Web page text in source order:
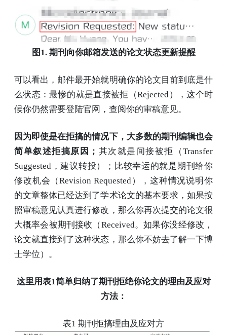
图1. 期刊向你邮箱发送的论文状态更新提醒
可以看出，邮件最开始就明确你的论文目前到底是什
么状态：最惨的就是直接被拒（Rejected），这个时
候你仍然需要登陆官网，查阅你的审稿意见。
因为即使是在拒搞的情况下，大多数的期刊编辑也会
简单叙述拒搞原因； 其次就是间接被拒（Transfer
Suggested，建议转投）；比较幸运的就是期刊给你
修改机会（Revision Requested），这种情况说明你
的文章整体已经达到了学术论文的基本要求，如果按
照审稿意见认真进行修改，那么你再次提交的论文很
大概率会被期刊接收（Received。如果你没经修改，
论文就直接到了这种状态，那么你不妨去了解一下博
士学位）。
这里用表1简单归纳了期刊拒绝你论文的理由及应对
方法：
表1 期刊拒搞理由及应对方